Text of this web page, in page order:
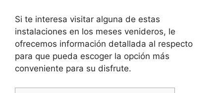
Si te interesa visitar alguna de estas
instalaciones en los meses venideros, le
ofrecemos información detallada al respecto
para que pueda escoger la opción más
conveniente para su disfrute.